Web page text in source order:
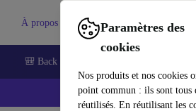
Paramètres des
cookies
Nos produits et nos cookies
point commun : ils sont tous
réutilisés. En réutilisant les
À propos Aide
🎒 Back to school